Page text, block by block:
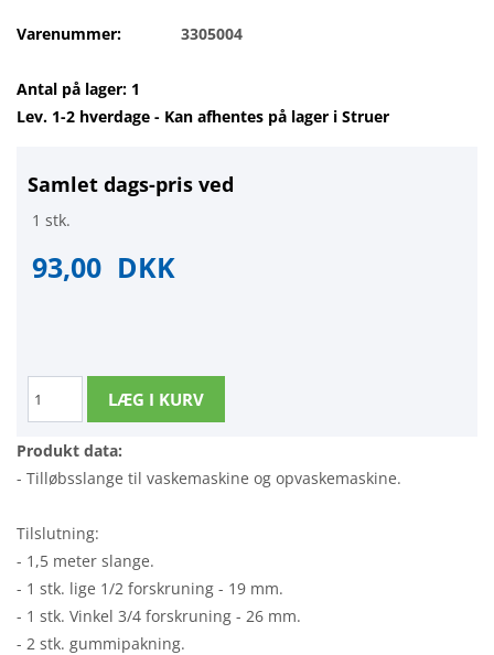
Varenummer: 3305004
Antal på lager: 1
Lev. 1-2 hverdage - Kan afhentes på lager i Struer
Samlet dags-pris ved
1 stk.
93,00 DKK
Produkt data:
- Tilløbsslange til vaskemaskine og opvaskemaskine.
Tilslutning:
- 1,5 meter slange.
- 1 stk. lige 1/2 forskruning - 19 mm.
- 1 stk. Vinkel 3/4 forskruning - 26 mm.
- 2 stk. gummipakning.